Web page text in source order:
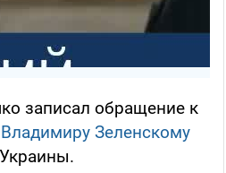
записал обращение к
Зеленскому